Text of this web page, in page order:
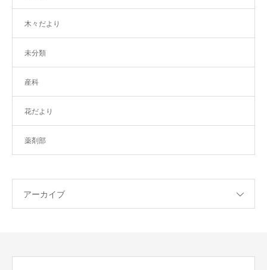
木々だより
未分類
産科
花だより
薬剤部
アーカイブ